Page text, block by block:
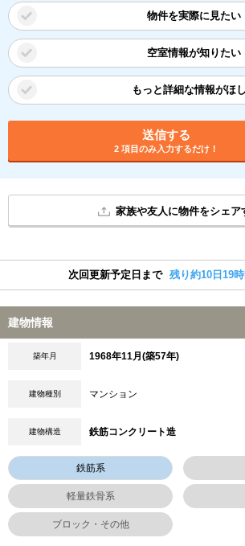
物件を実際に見たい
空室情報が知りたい
もっと詳細な情報がほ
送信する
2 項目のみ入力するだけ！
家族や友人に物件をシェア
次回更新予定日まで 残り約10日19
建物情報
築年月 1968年11月(築57年)
建物種別 マンション
建物構造 鉄筋コンクリート造
鉄筋系
軽量鉄骨系
ブロック・その他